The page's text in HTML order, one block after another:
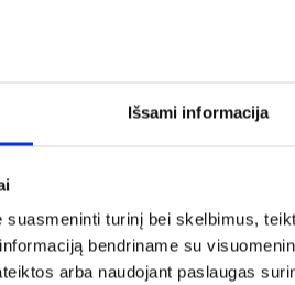
Išsami informacija
suasmeninti turinį bei skelbimus,
bendriname su
arba naudojant paslaugas